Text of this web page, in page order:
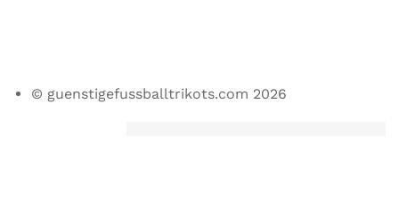
© guenstigefussballtrikots.com 2026